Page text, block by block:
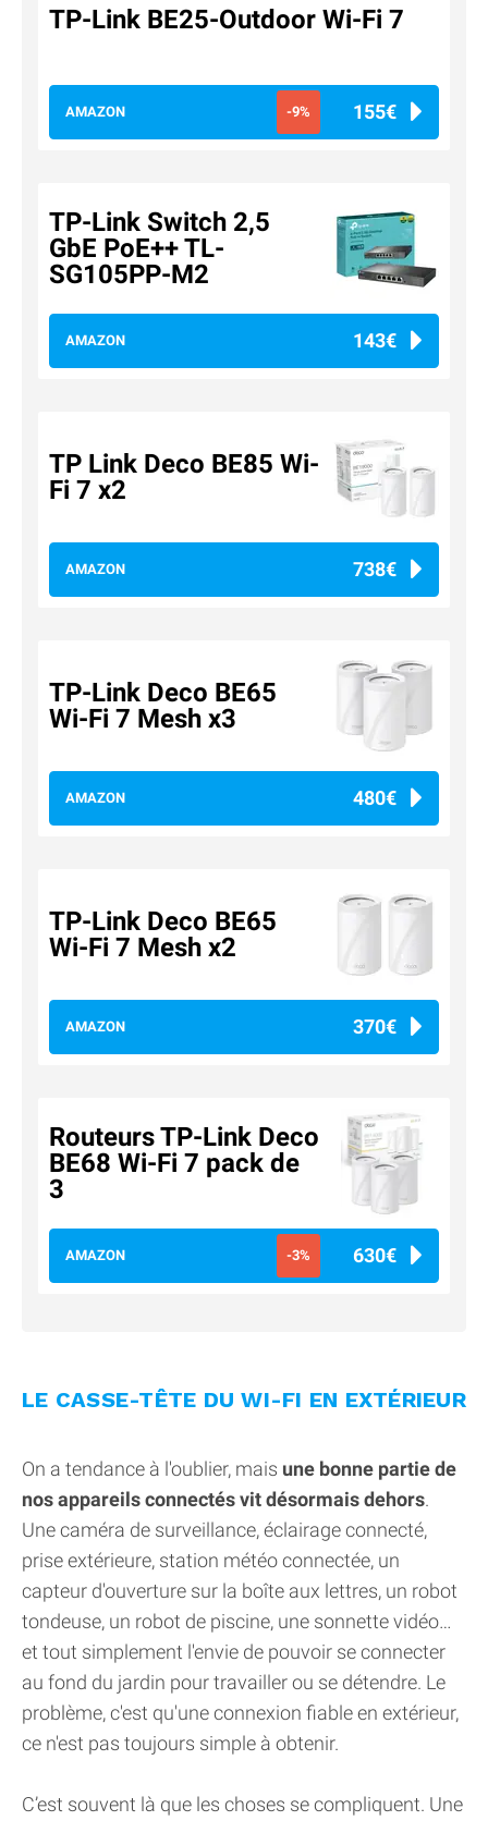
TP-Link BE25-Outdoor Wi-Fi 7
AMAZON -9% 155€
TP-Link Switch 2,5
GbE PoE++ TL-
SG105PP-M2
AMAZON 143€
TP Link Deco BE85 Wi-
Fi 7 x2
AMAZON 738€
TP-Link Deco BE65
Wi-Fi 7 Mesh x3
AMAZON 480€
TP-Link Deco BE65
Wi-Fi 7 Mesh x2
AMAZON 370€
Routeurs TP-Link Deco
BE68 Wi-Fi 7 pack de
3
AMAZON -3% 630€
LE CASSE-TÊTE DU WI-FI EN EXTÉRIEUR
On a tendance à l'oublier, mais une bonne partie de
nos appareils connectés vit désormais dehors.
Une caméra de surveillance, éclairage connecté,
prise extérieure, station météo connectée, un
capteur d'ouverture sur la boîte aux lettres, un robot
tondeuse, un robot de piscine, une sonnette vidéo…
et tout simplement l'envie de pouvoir se connecter
au fond du jardin pour travailler ou se détendre. Le
problème, c'est qu'une connexion fiable en extérieur,
ce n'est pas toujours simple à obtenir.
C’est souvent là que les choses se compliquent. Une